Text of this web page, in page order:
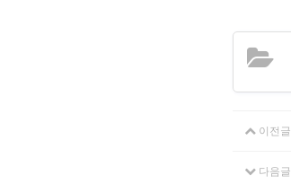
이전글
다음글